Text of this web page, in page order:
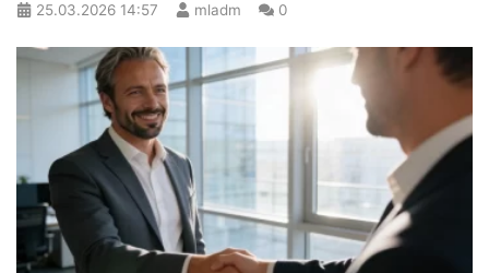
25.03.2026 14:57 mladm 0